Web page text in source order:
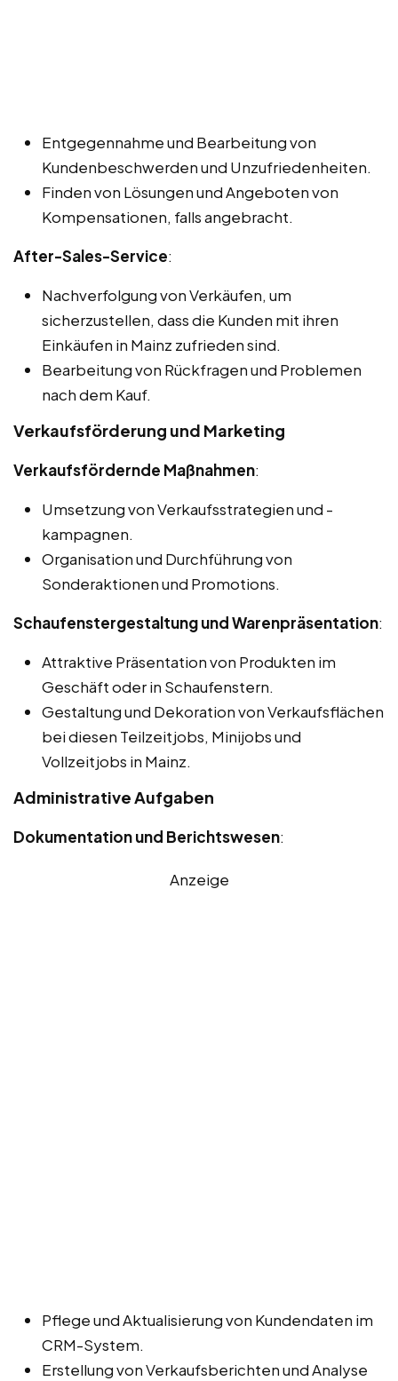
Entgegennahme und Bearbeitung von
Kundenbeschwerden und Unzufriedenheiten.
Finden von Lösungen und Angeboten von
Kompensationen, falls angebracht.
After-Sales-Service:
Nachverfolgung von Verkäufen, um
sicherzustellen, dass die Kunden mit ihren
Einkäufen in Mainz zufrieden sind.
Bearbeitung von Rückfragen und Problemen
nach dem Kauf.
Verkaufsförderung und Marketing
Verkaufsfördernde Maßnahmen:
Umsetzung von Verkaufsstrategien und -
kampagnen.
Organisation und Durchführung von
Sonderaktionen und Promotions.
Schaufenstergestaltung und Warenpräsentation:
Attraktive Präsentation von Produkten im
Geschäft oder in Schaufenstern.
Gestaltung und Dekoration von Verkaufsflächen
bei diesen Teilzeitjobs, Minijobs und
Vollzeitjobs in Mainz.
Administrative Aufgaben
Dokumentation und Berichtswesen:
Anzeige
Pflege und Aktualisierung von Kundendaten im
CRM-System.
Erstellung von Verkaufsberichten und Analyse